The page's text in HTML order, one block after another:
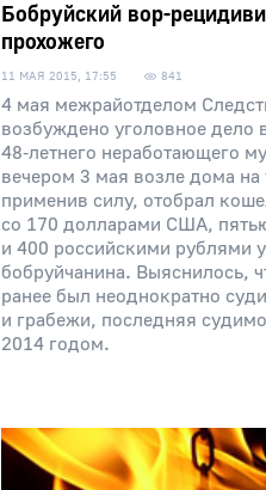
Бобруйский вор-
прохожего
11 МАЯ 2015, 17:55 841
4 мая межрайотделом
возбуждено уголовное дело
48‑летнего неработающего
вечером 3 мая возле дома
применив силу, отобрал
со 170 долларами США,
и 400 российскими рублями
бобруйчанина. Выяснилось,
ранее был неоднократно
и грабежи, последняя
2014 годом.